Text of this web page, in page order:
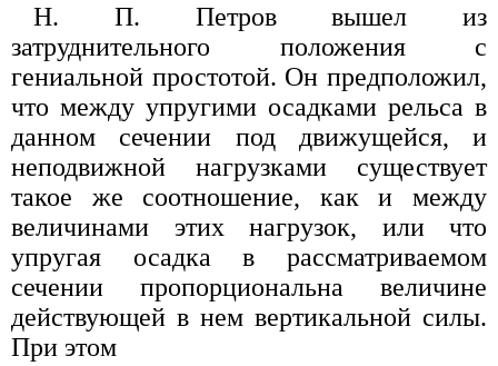
Н. П. Петров вышел из
затруднительного положения с
гениальной простотой. Он предположил,
что между упругими осадками рельса в
данном сечении под движущейся, и
неподвижной нагрузками существует
такое же соотношение, как и между
величинами этих нагрузок, или что
упругая осадка в рассматриваемом
сечении пропорциональна величине
действующей в нем вертикальной силы.
При этом